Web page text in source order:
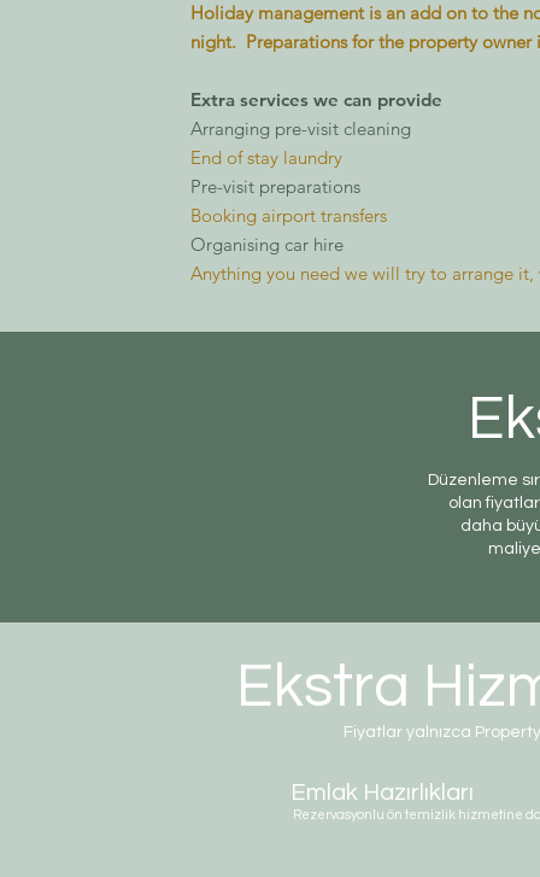
Holiday management is an add on to the
night. Preparations for the property owner
Extra services we can provide
Arranging pre-visit cleaning
End of stay laundry
Pre-visit preparations
Booking airport transfers
Organising car hire
Anything you need we will try to arrange
Düzenleme
olan
daha
Ekstra
Fiyatlar yalnızca
Emlak Hazırlıkları
Rezervasyonlu ön temizlik hizmetine